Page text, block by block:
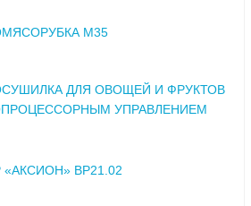
М35
ДЛЯ ОВОЩЕЙ И ФРУКТОВ
УПРАВЛЕНИЕМ
«АКСИОН» ВР21.02